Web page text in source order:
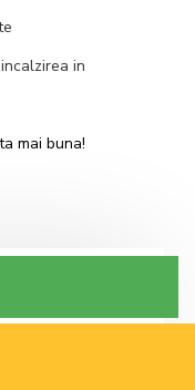
in
mai buna!